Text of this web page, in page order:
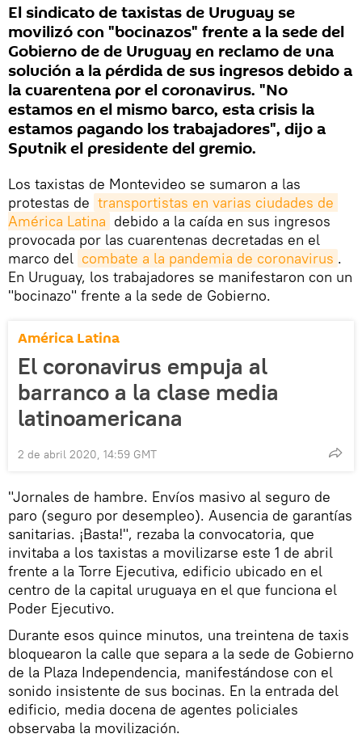
El sindicato de taxistas de Uruguay se
movilizó con "bocinazos" frente a la sede del
Gobierno de de Uruguay en reclamo de una
solución a la pérdida de sus ingresos debido a
la cuarentena por el coronavirus. "No
estamos en el mismo barco, esta crisis la
estamos pagando los trabajadores", dijo a
Sputnik el presidente del gremio.
Los taxistas de Montevideo se sumaron a las
protestas de transportistas en varias ciudades de
América Latina debido a la caída en sus ingresos
provocada por las cuarentenas decretadas en el
marco del combate a la pandemia de coronavirus .
En Uruguay, los trabajadores se manifestaron con un
"bocinazo" frente a la sede de Gobierno.
América Latina
El coronavirus empuja al
barranco a la clase media
latinoamericana
2 de abril 2020, 14:59 GMT
"Jornales de hambre. Envíos masivo al seguro de
paro (seguro por desempleo). Ausencia de garantías
sanitarias. ¡Basta!", rezaba la convocatoria, que
invitaba a los taxistas a movilizarse este 1 de abril
frente a la Torre Ejecutiva, edificio ubicado en el
centro de la capital uruguaya en el que funciona el
Poder Ejecutivo.
Durante esos quince minutos, una treintena de taxis
bloquearon la calle que separa a la sede de Gobierno
de la Plaza Independencia, manifestándose con el
sonido insistente de sus bocinas. En la entrada del
edificio, media docena de agentes policiales
observaba la movilización.